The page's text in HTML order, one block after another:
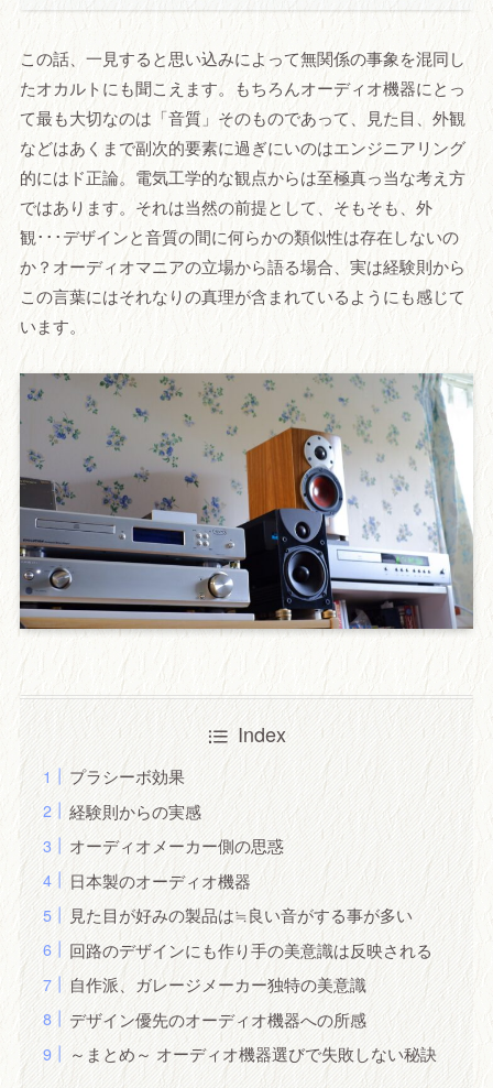
この話、一見すると思い込みによって無関係の事象を混同し
たオカルトにも聞こえます。もちろんオーディオ機器にとっ
て最も大切なのは「音質」そのものであって、見た目、外観
などはあくまで副次的要素に過ぎにいのはエンジニアリング
的にはド正論。電気工学的な観点からは至極真っ当な考え方
ではあります。それは当然の前提として、そもそも、外
観･･･デザインと音質の間に何らかの類似性は存在しないの
か？オーディオマニアの立場から語る場合、実は経験則から
この言葉にはそれなりの真理が含まれているようにも感じて
います。
Index
プラシーボ効果
経験則からの実感
オーディオメーカー側の思惑
日本製のオーディオ機器
見た目が好みの製品は≒良い音がする事が多い
回路のデザインにも作り手の美意識は反映される
自作派、ガレージメーカー独特の美意識
デザイン優先のオーディオ機器への所感
～まとめ～ オーディオ機器選びで失敗しない秘訣